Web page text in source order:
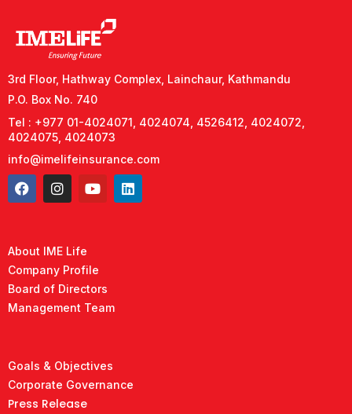
3rd Floor, Hathway Complex, Lainchaur, Kathmandu
P.O. Box No. 740
Tel : +977 01-4024071, 4024074, 4526412, 4024072,
4024075, 4024073
info@imelifeinsurance.com
About IME Life
Company Profile
Board of Directors
Management Team
Goals & Objectives
Corporate Governance
Press Release